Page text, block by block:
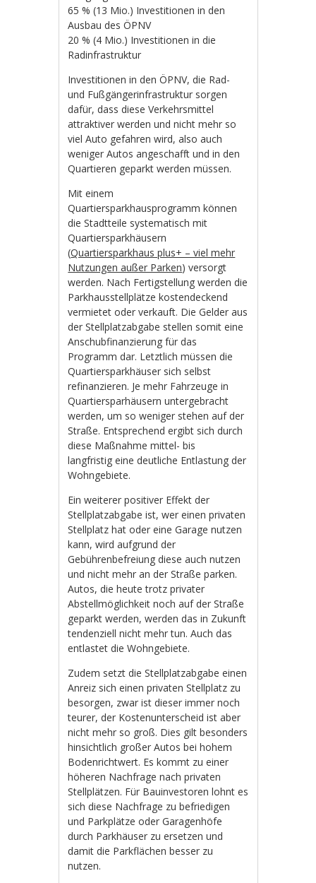
65 % (13 Mio.) Investitionen in den
Ausbau des ÖPNV
20 % (4 Mio.) Investitionen in die
Radinfrastruktur
Investitionen in den ÖPNV, die Rad-
und Fußgängerinfrastruktur sorgen
dafür, dass diese Verkehrsmittel
attraktiver werden und nicht mehr so
viel Auto gefahren wird, also auch
weniger Autos angeschafft und in den
Quartieren geparkt werden müssen.
Mit einem
Quartiersparkhausprogramm können
die Stadtteile systematisch mit
Quartiersparkhäusern
(Quartiersparkhaus plus+ – viel mehr
Nutzungen außer Parken) versorgt
werden. Nach Fertigstellung werden die
Parkhausstellplätze kostendeckend
vermietet oder verkauft. Die Gelder aus
der Stellplatzabgabe stellen somit eine
Anschubfinanzierung für das
Programm dar. Letztlich müssen die
Quartiersparkhäuser sich selbst
refinanzieren. Je mehr Fahrzeuge in
Quartiersparhäusern untergebracht
werden, um so weniger stehen auf der
Straße. Entsprechend ergibt sich durch
diese Maßnahme mittel- bis
langfristig eine deutliche Entlastung der
Wohngebiete.
Ein weiterer positiver Effekt der
Stellplatzabgabe ist, wer einen privaten
Stellplatz hat oder eine Garage nutzen
kann, wird aufgrund der
Gebührenbefreiung diese auch nutzen
und nicht mehr an der Straße parken.
Autos, die heute trotz privater
Abstellmöglichkeit noch auf der Straße
geparkt werden, werden das in Zukunft
tendenziell nicht mehr tun. Auch das
entlastet die Wohngebiete.
Zudem setzt die Stellplatzabgabe einen
Anreiz sich einen privaten Stellplatz zu
besorgen, zwar ist dieser immer noch
teurer, der Kostenunterscheid ist aber
nicht mehr so groß. Dies gilt besonders
hinsichtlich großer Autos bei hohem
Bodenrichtwert. Es kommt zu einer
höheren Nachfrage nach privaten
Stellplätzen. Für Bauinvestoren lohnt es
sich diese Nachfrage zu befriedigen
und Parkplätze oder Garagenhöfe
durch Parkhäuser zu ersetzen und
damit die Parkflächen besser zu
nutzen.